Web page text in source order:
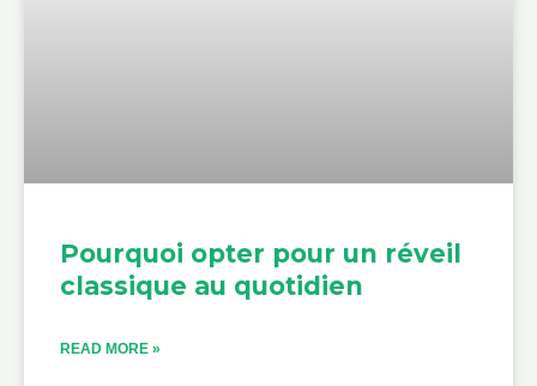
Pourquoi opter pour un réveil
classique au quotidien
READ MORE »